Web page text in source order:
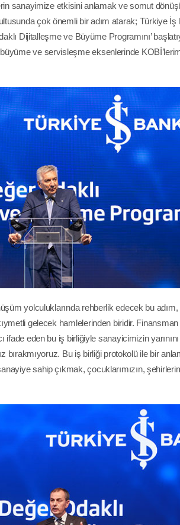
sanayimize etkisini anlamak ve somut
çok önemli bir adım atarak; Türkiye İş
Dijitalleşme ve Büyüme Programını’
ve servisleşme eksenlerinde
yolculuklarında rehberlik edecek bu
gelecek hamlelerinden biridir.
eden bu iş birliğiyle sanayicimizin
bırakmıyoruz. Bu iş birliği protokolü ile bir
sahip çıkmak, çocuklarımızın,